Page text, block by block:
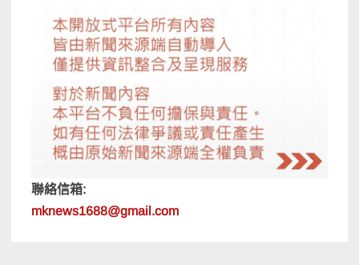
聯絡信箱:
mknews1688@gmail.com